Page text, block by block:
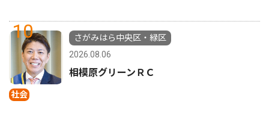
10
社会
さがみはら中央区・緑区
2026.08.06
相模原グリーンＲＣ